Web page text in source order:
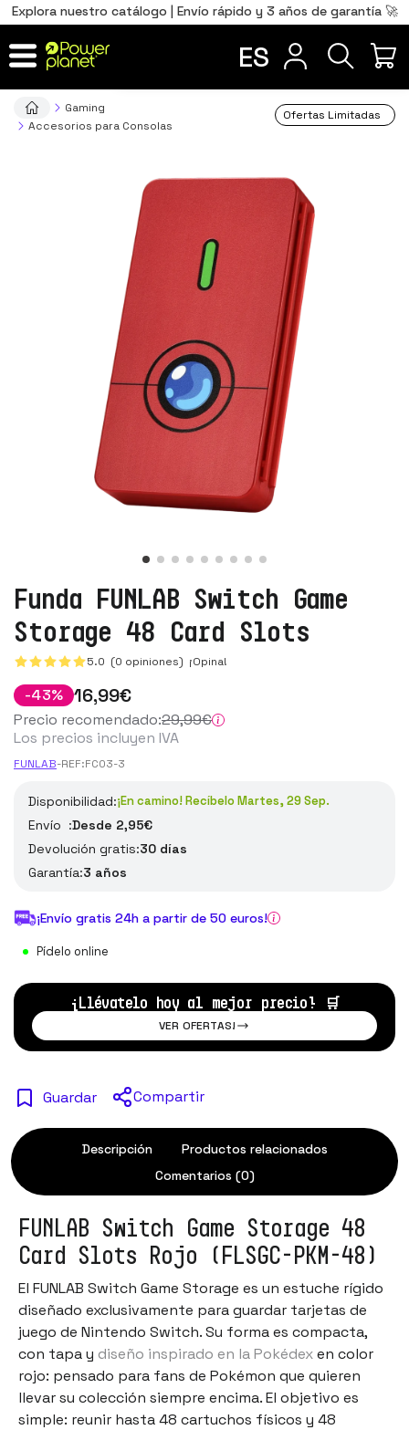
Explora nuestro catálogo | Envío rápido y 3 años de garantía 🚀
ES
Gaming
Accesorios para Consolas
Ofertas Limitadas
Funda FUNLAB Switch Game
Storage 48 Card Slots
5.0 (0 opiniones) ¡Opina!
-43% 16,99€
Precio recomendado:29,99€
Los precios incluyen IVA
FUNLAB-REF:FC03-3
Disponibilidad:¡En camino! Recíbelo Martes, 29 Sep.
Envío :Desde 2,95€
Devolución gratis:30 días
Garantía:3 años
¡Envío gratis 24h a partir de 50 euros!
Pídelo online
¡Llévatelo hoy al mejor precio! 🛒
VER OFERTAS!
Guardar Compartir
Descripción
Productos relacionados
Comentarios (0)
FUNLAB Switch Game Storage 48
Card Slots Rojo (FLSGC-PKM-48)
El FUNLAB Switch Game Storage es un estuche rígido
diseñado exclusivamente para guardar tarjetas de
juego de Nintendo Switch. Su forma es compacta,
con tapa y diseño inspirado en la Pokédexen color
rojo: pensado para fans de Pokémon que quieren
llevar su colección siempre encima. El objetivo es
simple: reunir hasta 48 cartuchos físicos y 48
Total 0,00€
IR AL CARRITO
Português
PT
FR